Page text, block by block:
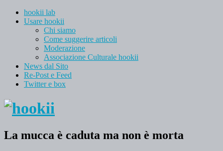
hookii lab
Usare hookii
Chi siamo
Come suggerire articoli
Moderazione
Associazione Culturale hookii
News dal Sito
Re-Post e Feed
Twitter e box
La mucca è caduta ma non è morta